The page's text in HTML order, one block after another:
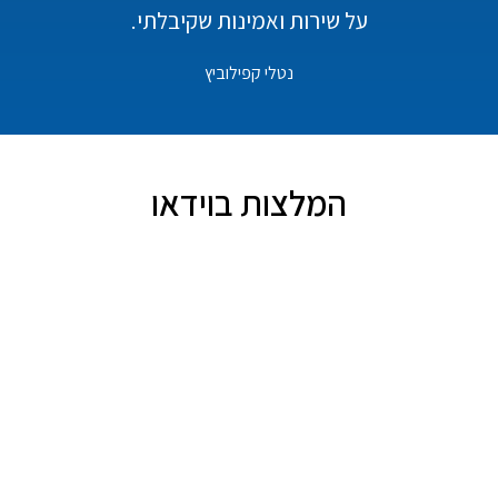
על שירות ואמינות שקיבלתי.
נטלי קפילוביץ​
המלצות בוידאו